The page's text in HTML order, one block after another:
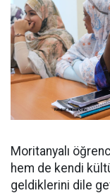
Moritanyalı
hem de kendi
geldiklerini dile